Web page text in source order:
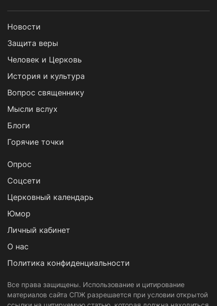
Новости
Защита веры
Человек и Церковь
История и культура
Вопрос священнику
Мысли вслух
Блоги
Горячие точки
Опрос
Cоцсети
Церковный календарь
Юмор
Личный кабинет
О нас
Политика конфиденциальности
Все права защищены. Использование и цитирование
материалов сайта СПЖ разрешается при условии открытой